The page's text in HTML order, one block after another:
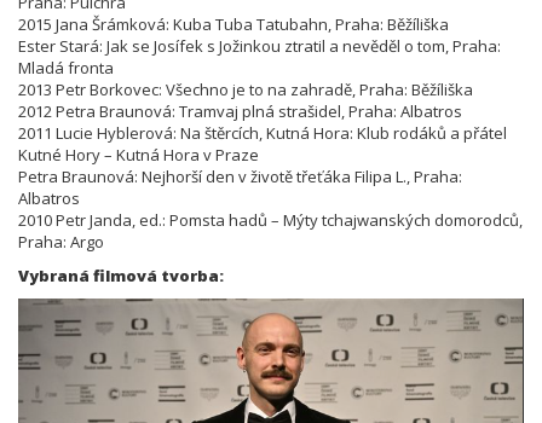
2015 Jana Šrámková: Kuba Tuba Tatubahn, Praha: Běžíliška
Ester Stará: Jak se Josífek s Jožinkou ztratil a nevěděl o tom, Praha:
Mladá fronta
2013 Petr Borkovec: Všechno je to na zahradě, Praha: Běžíliška
2012 Petra Braunová: Tramvaj plná strašidel, Praha: Albatros
2011 Lucie Hyblerová: Na štěrcích, Kutná Hora: Klub rodáků a přátel
Kutné Hory – Kutná Hora v Praze
Petra Braunová: Nejhorší den v životě třeťáka Filipa L., Praha:
Albatros
2010 Petr Janda, ed.: Pomsta hadů – Mýty tchajwanských domorodců,
Praha: Argo
Vybraná filmová tvorba: